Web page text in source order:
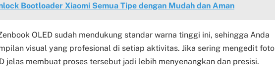
Bootloader Xiaomi Semua Tipe dengan Mudah dan Aman
OLED sudah mendukung standar warna tinggi ini, sehingga Anda
visual yang profesional di setiap aktivitas. Jika sering mengedit foto
jelas membuat proses tersebut jadi lebih menyenangkan dan presisi.